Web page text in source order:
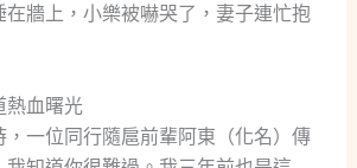
在牆上，小樂被嚇哭了，妻子連忙抱
熱血曙光
，一位同行隨扈前輩阿東（化名）傳